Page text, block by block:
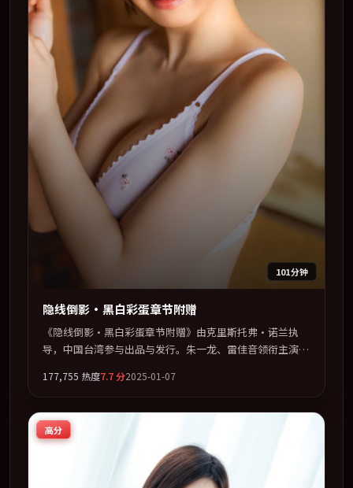
101分钟
隐线倒影·黑白彩蛋章节附赠
《隐线倒影·黑白彩蛋章节附赠》由克里斯托弗·诺兰执
导，中国台湾参与出品与发行。朱一龙、雷佳音领衔主演，
车与心理战三线并进，张力持续堆叠。全片以「犯罪」类型
22 在内地院线及主流平台同步亮相，2025 年度话题片中口
碑稳健，适合喜欢强情节与人物弧光的观众完整观看。
177,755 热度7.7分2025-01-07
高分